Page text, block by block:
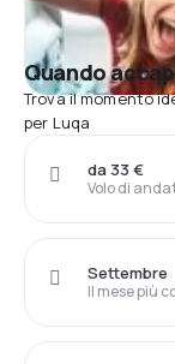
Quando
Trova il momento
per Luqa
Volo di
da 33 €
Il mese più
Settembre